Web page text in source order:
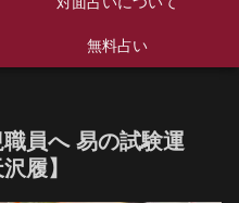
無料占い
員へ 易の試験運
履】